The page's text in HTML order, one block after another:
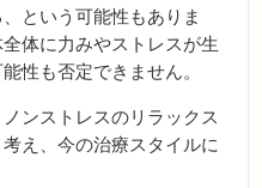
という可能性もありま
体に力みやストレスが生
性も否定できません。
ンストレスのリラックス
え、今の治療スタイルに